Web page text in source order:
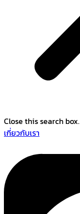
Close this search box.
เกี่ยวกับเรา